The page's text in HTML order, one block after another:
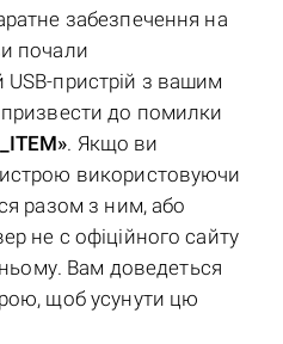
забезпечення на
почали
пристрій з вашим
до помилки
. Якщо ви
використовуючи
разом з ним, або
не c офіційного сайту
Вам доведеться
щоб усунути цю